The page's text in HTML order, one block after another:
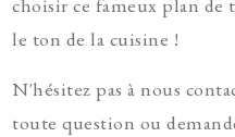
choisir ce fameux plan
le ton de la cuisine !
N'hésitez pas à nous
toute question ou